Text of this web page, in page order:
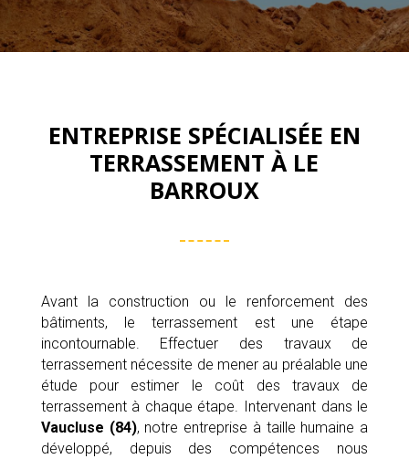
ENTREPRISE SPÉCIALISÉE EN
TERRASSEMENT À LE
BARROUX
Avant la construction ou le renforcement des
bâtiments, le terrassement est une étape
incontournable. Effectuer des travaux de
terrassement nécessite de mener au préalable une
étude pour estimer le coût des travaux de
terrassement à chaque étape. Intervenant dans le
Vaucluse (84), notre entreprise à taille humaine a
développé, depuis des compétences nous